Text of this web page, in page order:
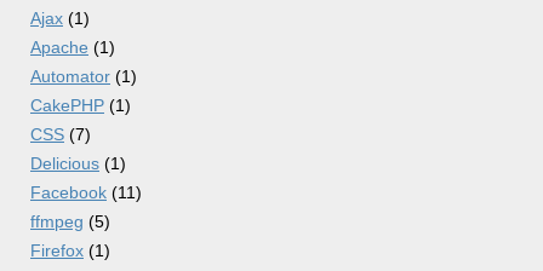
Ajax (1)
Apache (1)
Automator (1)
CakePHP (1)
CSS (7)
Delicious (1)
Facebook (11)
ffmpeg (5)
Firefox (1)